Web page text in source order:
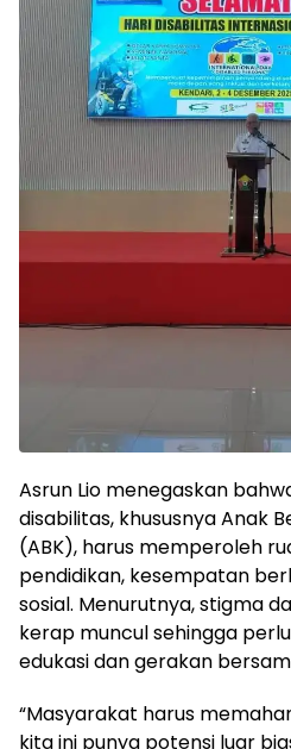
Asrun Lio menegaskan
disabilitas, khususnya Anak
(ABK), harus memperoleh
pendidikan, kesempatan
sosial. Menurutnya, stigma
kerap muncul sehingga
edukasi dan gerakan
“Masyarakat harus
kita ini punya potensi luar